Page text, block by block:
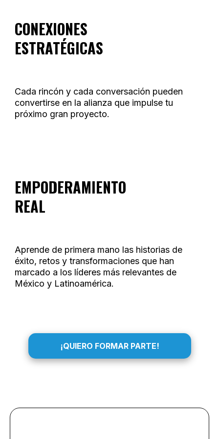
CONEXIONES
ESTRATÉGICAS
Cada rincón y cada conversación pueden
convertirse en la alianza que impulse tu
próximo gran proyecto.
EMPODERAMIENTO
REAL
Aprende de primera mano las historias de
éxito, retos y transformaciones que han
marcado a los líderes más relevantes de
México y Latinoamérica.
¡QUIERO FORMAR PARTE!